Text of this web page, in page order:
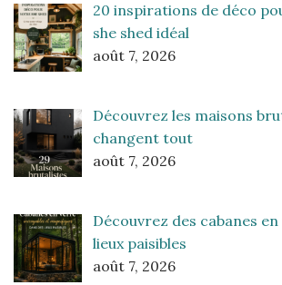
20 inspirations de déco
she shed idéal
août 7, 2026
Découvrez les maisons
changent tout
août 7, 2026
Découvrez des cabanes
lieux paisibles
août 7, 2026